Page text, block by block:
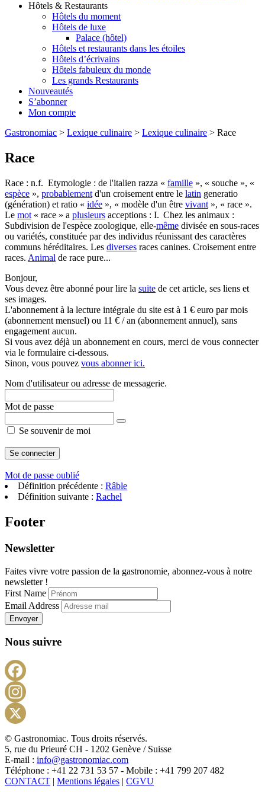
Hôtels & Restaurants
Hôtels du moment
Hôtels de luxe
Palace (hôtel)
Hôtels et restaurants dans les étoiles
Hôtels d’écrivains
Hôtels fabuleux du monde
Les grands Restaurants
Nouveautés
S’abonner
Mon compte
Gastronomiac > Lexique culinaire > Lexique culinaire > Race
Race
Race : n.f. Etymologie : de l'italien razza « famille », « souche », «
espèce », probablement d'un croisement entre le latin generatio
(génération) et ratio « idée », « modèle d'un être vivant », « race ».
Le mot « race » a plusieurs acceptions : I. Chez les animaux :
Subdivision de l'espèce zoologique, elle-même divisée en sous-races
ou variétés, constituée par des individus réunissant des caractères
communs héréditaires. Les diverses races canines. Croisement entre
races. Animal de race pure...
Bonjour,
Vous devez être abonné pour lire la suite de cet article, ses liens et
ses images.
L'abonnement à la lecture intégrale du site est à 1 € euro par mois
(abonnement mensuel) ou 11 € / an (abonnement annuel), sans
engagement aucun.
Si vous avez déjà un abonnement en cours, merci de vous connecter
via le formulaire ci-dessous.
Sinon, vous pouvez vous abonner ici.
Nom d'utilisateur ou adresse de messagerie.
Mot de passe
Se souvenir de moi
Mot de passe oublié
Définition précédente : Râble
Définition suivante : Rachel
Footer
Newsletter
Faites vivre votre passion de la gastronomie, abonnez-vous à notre
newsletter !
First Name
Email Address
Envoyer
Nous suivre
X
© Gastronomiac. Tous droits réservés.
5, rue du Prieuré CH - 1202 Genève / Suisse
E-mail : info@gastronomiac.com
Téléphone : +41 22 731 53 57 - Mobile : +41 799 207 482
CONTACT | Mentions légales | CGVU